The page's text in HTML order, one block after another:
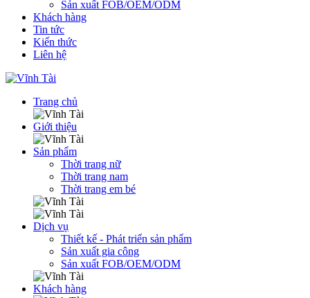
Sản xuất FOB/OEM/ODM
Khách hàng
Tin tức
Kiến thức
Liên hệ
Trang chủ
Giới thiệu
Sản phẩm
Thời trang nữ
Thời trang nam
Thời trang em bé
Dịch vụ
Thiết kế - Phát triển sản phẩm
Sản xuất gia công
Sản xuất FOB/OEM/ODM
Khách hàng